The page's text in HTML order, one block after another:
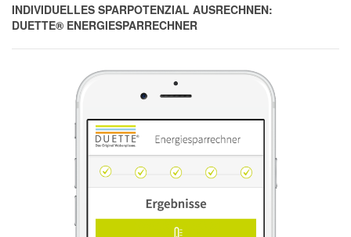
INDIVIDUELLES SPARPOTENZIAL AUSRECHNEN:
DUETTE® ENERGIESPARRECHNER